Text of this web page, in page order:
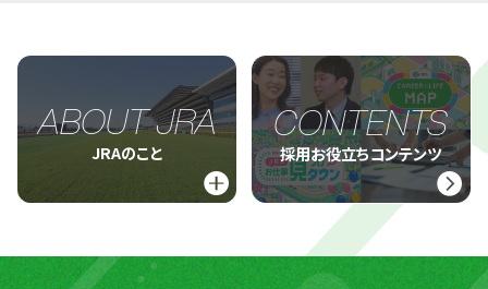
ABOUT JRA
JRAのこと
CONTENTS
採用お役立ちコンテンツ